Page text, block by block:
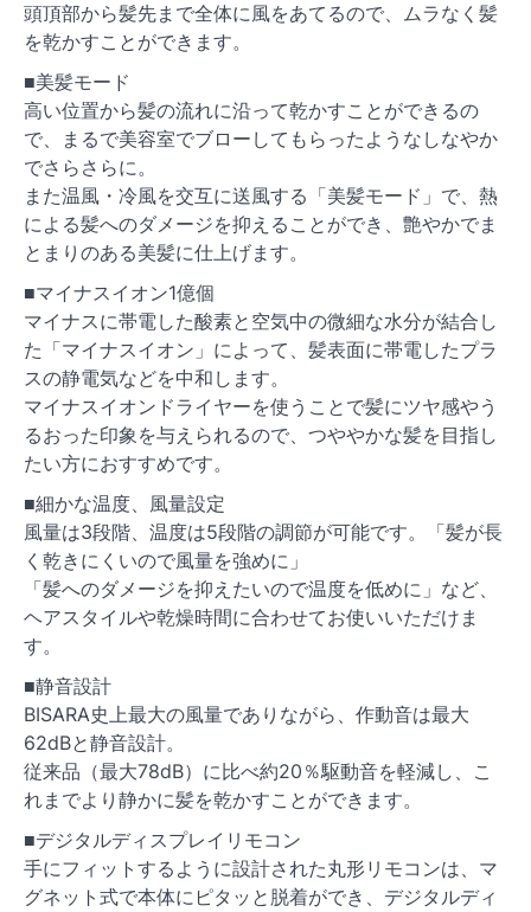
頭頂部から髪先まで全体に風をあてるので、ムラなく髪
を乾かすことができます。
■美髪モード
高い位置から髪の流れに沿って乾かすことができるの
で、まるで美容室でブローしてもらったようなしなやか
でさらさらに。
また温風・冷風を交互に送風する「美髪モード」で、熱
による髪へのダメージを抑えることができ、艶やかでま
とまりのある美髪に仕上げます。
■マイナスイオン1億個
マイナスに帯電した酸素と空気中の微細な水分が結合し
た「マイナスイオン」によって、髪表面に帯電したプラ
スの静電気などを中和します。
マイナスイオンドライヤーを使うことで髪にツヤ感やう
るおった印象を与えられるので、つややかな髪を目指し
たい方におすすめです。
■細かな温度、風量設定
風量は3段階、温度は5段階の調節が可能です。「髪が長
く乾きにくいので風量を強めに」
「髪へのダメージを抑えたいので温度を低めに」など、
ヘアスタイルや乾燥時間に合わせてお使いいただけま
す。
■静音設計
BISARA史上最大の風量でありながら、作動音は最大
62dBと静音設計。
従来品（最大78dB）に比べ約20％駆動音を軽減し、こ
れまでより静かに髪を乾かすことができます。
■デジタルディスプレイリモコン
手にフィットするように設計された丸形リモコンは、マ
グネット式で本体にピタッと脱着ができ、デジタルディ